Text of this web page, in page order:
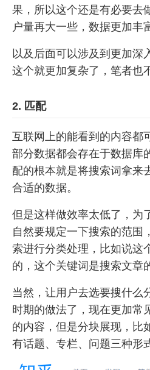
果，所以这个还是有必要去
户量再大一些，数据更加丰
以及后面可以涉及到更加深
这个就更加复杂了，笔者也
2. 匹配
互联网上的能看到的内容都
部分数据都会存在于数据库
配的根本就是将搜索词拿来
合适的数据。
但是这样做效率太低了，为
自然要规定一下搜索的范围
索进行分类处理，比如说这
的，这个关键词是搜索文章
当然，让用户去选要搜什么
时期的做法了，现在更加常
的内容，但是分块展现，比
有话题、专栏、问题三种形